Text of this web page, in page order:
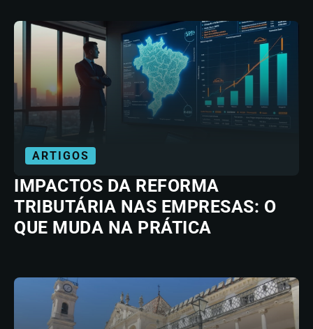
ARTIGOS
IMPACTOS DA REFORMA
TRIBUTÁRIA NAS EMPRESAS: O
QUE MUDA NA PRÁTICA